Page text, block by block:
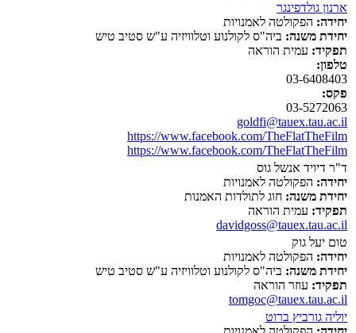
ארנון גולדפינגר
יחידה: הפקולטה לאמנויות
יחידת משנה: ביה"ס לקולנוע וטלוויזיה ע"ש סטיב טיש
תפקיד: עמית הוראה
טלפון:
03-6408403
פקס:
03-5272063
goldfi@tauex.tau.ac.il
https://www.facebook.com/TheFlatTheFilm
https://www.facebook.com/TheFlatTheFilm
ד"ר דיויד אנשל גוס
יחידה: הפקולטה לאמנויות
יחידת משנה: חוג לתולדות האמנות
תפקיד: עמית הוראה
davidgoss@tauex.tau.ac.il
טום יעל גוק
יחידה: הפקולטה לאמנויות
יחידת משנה: ביה"ס לקולנוע וטלוויזיה ע"ש סטיב טיש
תפקיד: עוזר הוראה
tomgoc@tauex.tau.ac.il
יוליה גורביץ ברוט